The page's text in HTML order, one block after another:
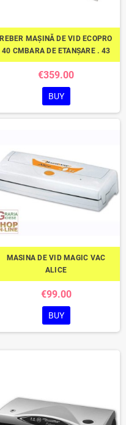
REBER MAȘINĂ DE VID ECOPRO
40 CMBARA DE ETANȘARE . 43
€359.00
BUY
MASINA DE VID MAGIC VAC
ALICE
€99.00
BUY